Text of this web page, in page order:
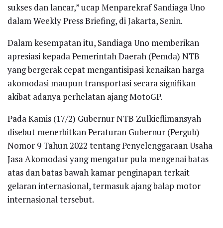
sukses dan lancar,” ucap Menparekraf Sandiaga Uno
dalam Weekly Press Briefing, di Jakarta, Senin.
Dalam kesempatan itu, Sandiaga Uno memberikan
apresiasi kepada Pemerintah Daerah (Pemda) NTB
yang bergerak cepat mengantisipasi kenaikan harga
akomodasi maupun transportasi secara signifikan
akibat adanya perhelatan ajang MotoGP.
Pada Kamis (17/2) Gubernur NTB Zulkieflimansyah
disebut menerbitkan Peraturan Gubernur (Pergub)
Nomor 9 Tahun 2022 tentang Penyelenggaraan Usaha
Jasa Akomodasi yang mengatur pula mengenai batas
atas dan batas bawah kamar penginapan terkait
gelaran internasional, termasuk ajang balap motor
internasional tersebut.